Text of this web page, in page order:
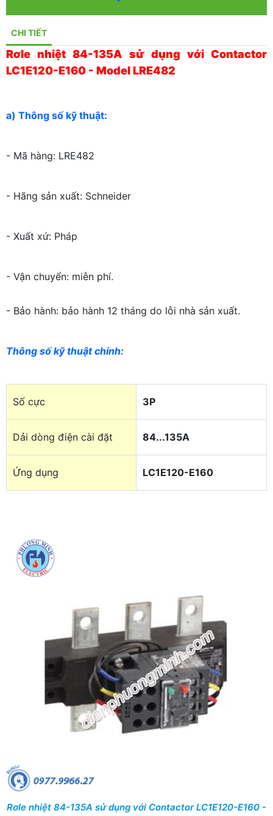
CHI TIẾT
Rơle nhiệt 84-135A sử dụng với Contactor
LC1E120-E160 - Model LRE482
a) Thông số kỹ thuật:
- Mã hàng: LRE482
- Hãng sản xuất: Schneider
- Xuất xứ: Pháp
- Vận chuyển: miễn phí.
- Bảo hành: bảo hành 12 tháng do lỗi nhà sản xuất.
Thông số kỹ thuật chính:
Số cực 3P
Dải dòng điện cài đặt 84...135A
Ứng dụng LC1E120-E160
Rơle nhiệt 84-135A sử dụng với Contactor LC1E120-E160 -